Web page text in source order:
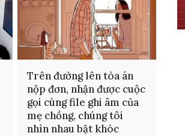
Trên đường lên tòa án
nộp đơn, nhận được cuộc
gọi cùng file ghi âm của
mẹ chồng, chúng tôi
nhìn nhau bật khóc